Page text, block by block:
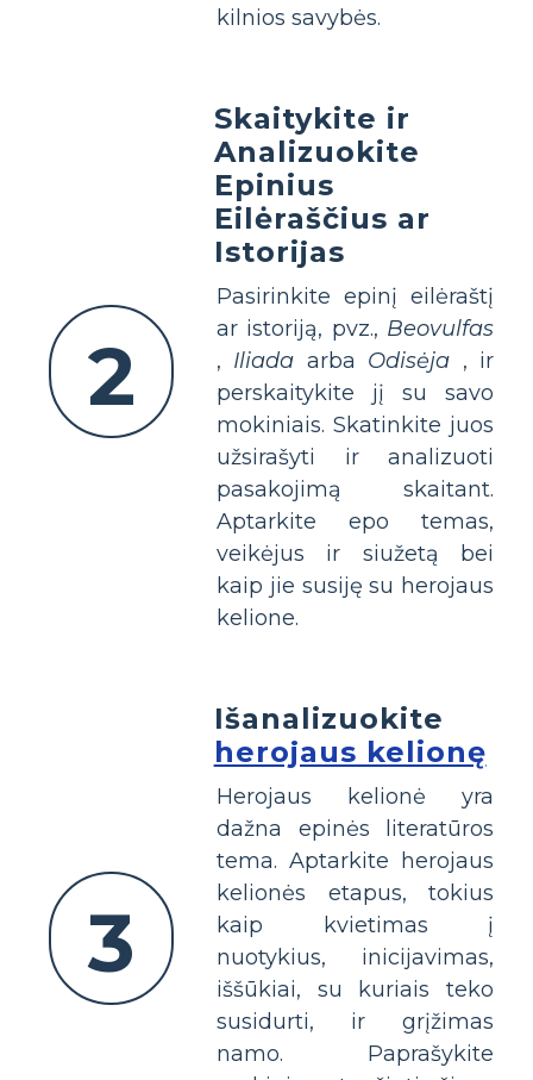
kilnios savybės.
2
Skaitykite ir
Analizuokite
Epinius
Eilėraščius ar
Istorijas
Pasirinkite epinį eilėraštį
ar istoriją, pvz., Beovulfas
, Iliada arba Odisėja , ir
perskaitykite jį su savo
mokiniais. Skatinkite juos
užsirašyti ir analizuoti
pasakojimą skaitant.
Aptarkite epo temas,
veikėjus ir siužetą bei
kaip jie susiję su herojaus
kelione.
3
Išanalizuokite
herojaus kelionę
Herojaus kelionė yra
dažna epinės literatūros
tema. Aptarkite herojaus
kelionės etapus, tokius
kaip kvietimas į
nuotykius, inicijavimas,
iššūkiai, su kuriais teko
susidurti, ir grįžimas
namo. Paprašykite